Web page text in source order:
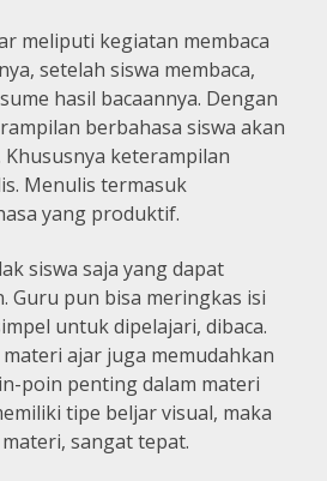
meliputi kegiatan membaca
setelah siswa membaca,
hasil bacaannya. Dengan
berbahasa siswa akan
keterampilan
Menulis termasuk
yang produktif.
siswa saja yang dapat
Guru pun bisa meringkas isi
untuk dipelajari, dibaca.
ajar juga memudahkan
poin penting dalam materi
tipe beljar visual, maka
sangat tepat.